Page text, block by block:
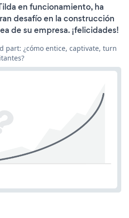
en funcionamiento, ha
desafío en la construcción
de su empresa. ¡felicidades!
part: ¿cómo entice, captivate, turn